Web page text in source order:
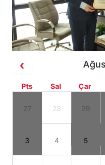
Pts Sal Çar
27 28 29
3 4 5